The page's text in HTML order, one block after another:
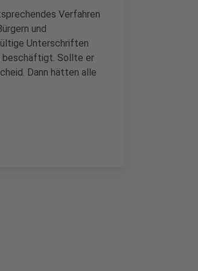
Verfahren
und
Unterschriften
beschäftigt. Sollte er
Dann hätten alle